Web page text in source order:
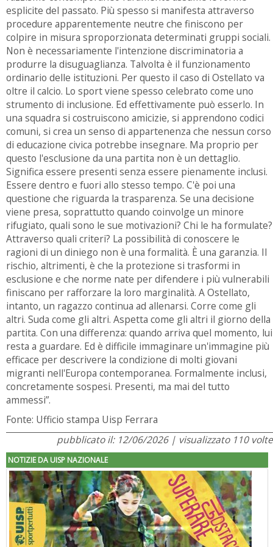
esplicite del passato. Più spesso si manifesta attraverso
procedure apparentemente neutre che finiscono per
colpire in misura sproporzionata determinati gruppi sociali.
Non è necessariamente l'intenzione discriminatoria a
produrre la disuguaglianza. Talvolta è il funzionamento
ordinario delle istituzioni. Per questo il caso di Ostellato va
oltre il calcio. Lo sport viene spesso celebrato come uno
strumento di inclusione. Ed effettivamente può esserlo. In
una squadra si costruiscono amicizie, si apprendono codici
comuni, si crea un senso di appartenenza che nessun corso
di educazione civica potrebbe insegnare. Ma proprio per
questo l'esclusione da una partita non è un dettaglio.
Significa essere presenti senza essere pienamente inclusi.
Essere dentro e fuori allo stesso tempo. C'è poi una
questione che riguarda la trasparenza. Se una decisione
viene presa, soprattutto quando coinvolge un minore
rifugiato, quali sono le sue motivazioni? Chi le ha formulate?
Attraverso quali criteri? La possibilità di conoscere le
ragioni di un diniego non è una formalità. È una garanzia. Il
rischio, altrimenti, è che la protezione si trasformi in
esclusione e che norme nate per difendere i più vulnerabili
finiscano per rafforzare la loro marginalità. A Ostellato,
intanto, un ragazzo continua ad allenarsi. Corre come gli
altri. Suda come gli altri. Aspetta come gli altri il giorno della
partita. Con una differenza: quando arriva quel momento, lui
resta a guardare. Ed è difficile immaginare un'immagine più
efficace per descrivere la condizione di molti giovani
migranti nell'Europa contemporanea. Formalmente inclusi,
concretamente sospesi. Presenti, ma mai del tutto
ammessi”.
Fonte: Ufficio stampa Uisp Ferrara
pubblicato il: 12/06/2026 | visualizzato 110 volte
NOTIZIE DA UISP NAZIONALE